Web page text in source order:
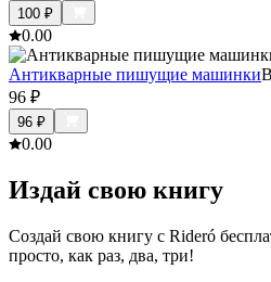
100 ₽
0.00
Антикварные пишущие машинки
96 ₽
96 ₽
0.00
Издай свою книгу
Создай свою книгу с Rideró
просто, как раз, два, три!